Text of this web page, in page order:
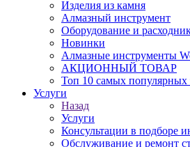
Изделия из камня
Алмазный инструмент
Оборудование и
Новинки
Алмазные инструменты
АКЦИОННЫЙ ТОВАР
Топ 10 самых популярных
Услуги
Назад
Услуги
Консультации в подборе
Обслуживание и ремонт